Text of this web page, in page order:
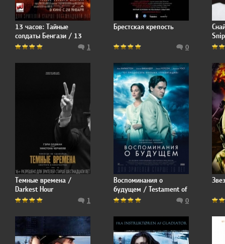
13 часов: Тайные
солдаты Бенгази / 13
Hours: The Secret
1
Брестская крепость
0
Темные времена /
Darkest Hour
1
Воспоминания о
будущем / Testament of
Youth
0